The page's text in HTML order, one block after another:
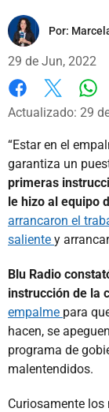
Por:
29 de Jun, 2022
Facebook
X
Actualizado: 29
“Estar en el
garantiza un
primeras
le hizo al equipo
arrancaron el
saliente y
Blu Radio
instrucción de la
empalme para
hacen, se
programa de
malentendidos.
Curiosamente